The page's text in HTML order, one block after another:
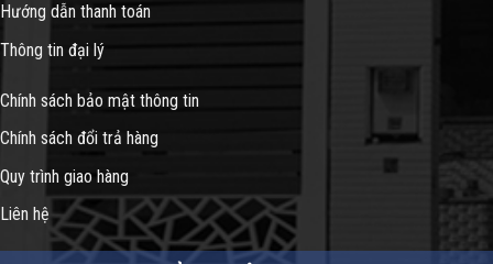
Hướng dẫn thanh toán
Thông tin đại lý
Chính sách bảo mật thông tin
Chính sách đổi trả hàng
Quy trình giao hàng
Liên hệ